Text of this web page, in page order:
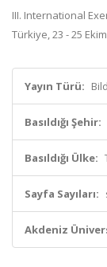
III. International
Türkiye, 23 - 25
Yayın Türü:
Basıldığı Şehir:
Basıldığı Ülke:
Sayfa Sayıları:
Akdeniz